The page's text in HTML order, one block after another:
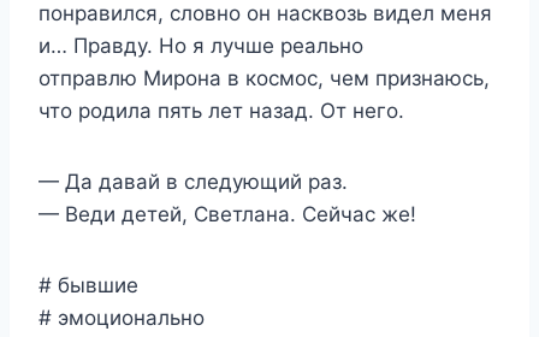
понравился, словно он насквозь видел меня
и… Правду. Но я лучше реально
отправлю Мирона в космос, чем признаюсь,
что родила пять лет назад. От него.
— Да давай в следующий раз.
— Веди детей, Светлана. Сейчас же!
# бывшие
# эмоционально